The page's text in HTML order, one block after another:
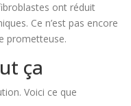
ont réduit
Ce n’est pas encore
prometteuse.
ça
Voici ce que